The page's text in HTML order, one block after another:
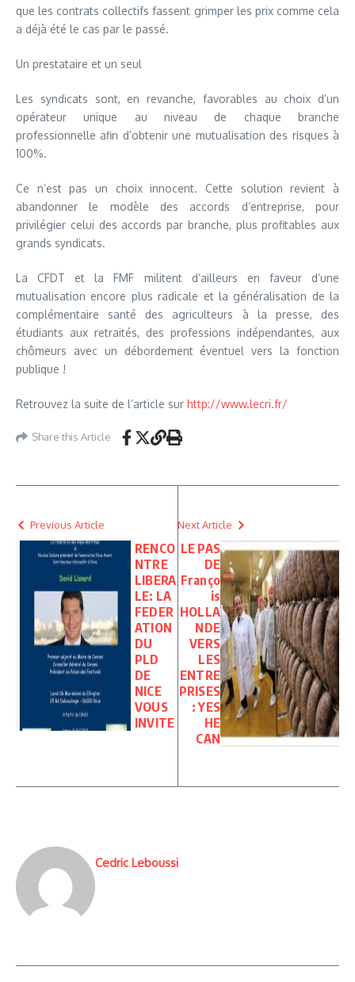
que les contrats collectifs fassent grimper les prix comme cela
a déjà été le cas par le passé.
Un prestataire et un seul
Les syndicats sont, en revanche, favorables au choix d’un
opérateur unique au niveau de chaque branche
professionnelle afin d’obtenir une mutualisation des risques à
100%.
Ce n’est pas un choix innocent. Cette solution revient à
abandonner le modèle des accords d’entreprise, pour
privilégier celui des accords par branche, plus profitables aux
grands syndicats.
La CFDT et la FMF militent d’ailleurs en faveur d’une
mutualisation encore plus radicale et la généralisation de la
complémentaire santé des agriculteurs à la presse, des
étudiants aux retraités, des professions indépendantes, aux
chômeurs avec un débordement éventuel vers la fonction
publique !
Retrouvez la suite de l’article sur http://www.lecri.fr/
Share this Article
Previous Article
RENCO
NTRE
LIBERA
LE: LA
FEDER
ATION
DU
PLD
DE
NICE
VOUS
INVITE
Next Article
LE PAS
DE
Franço
is
HOLLA
NDE
VERS
LES
ENTRE
PRISES
: YES
HE
CAN
Cedric Leboussi